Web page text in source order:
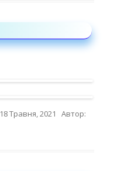
18 Травня, 2021
Автор: